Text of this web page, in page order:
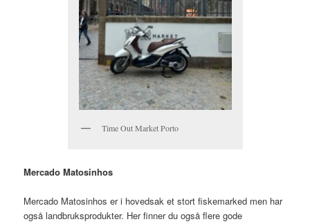
Time Out Market Porto
Mercado Matosinhos
Mercado Matosinhos er i hovedsak et stort fiskemarked men har
også landbruksprodukter. Her finner du også flere gode